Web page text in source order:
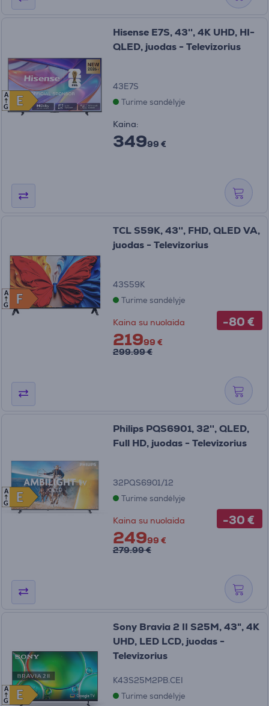
E
E
A
G
Hisense E7S, 43'', 4K UHD, HI-
QLED, juodas - Televizorius
43E7S
Turime sandėlyje
Kaina:
34999 €
-80 €
F
F
A
G
TCL S59K, 43'', FHD, QLED VA,
juodas - Televizorius
43S59K
Turime sandėlyje
Kaina su nuolaida
21999 €
299.99 €
-30 €
E
E
A
G
Philips PQS6901, 32'', QLED,
Full HD, juodas - Televizorius
32PQS6901/12
Turime sandėlyje
Kaina su nuolaida
24999 €
279.99 €
E
E
A
G
Sony Bravia 2 II S25M, 43", 4K
UHD, LED LCD, juodas -
Televizorius
K43S25M2PB.CEI
Turime sandėlyje